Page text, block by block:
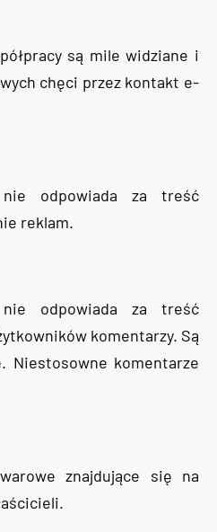
są mile widziane i
chęci przez kontakt e-
odpowiada za treść
reklam.
odpowiada za treść
komentarzy. Są
komentarze
znajdujące się na